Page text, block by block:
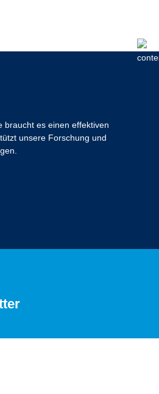
braucht es einen effektiven
unsere Forschung und